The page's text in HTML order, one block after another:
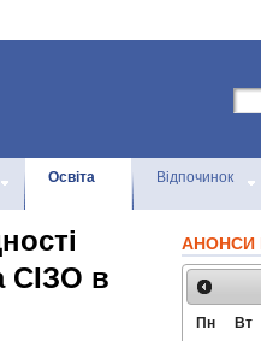
Освіта Відпочинок
СІЗО в
АНОНСИ
Пн Вт